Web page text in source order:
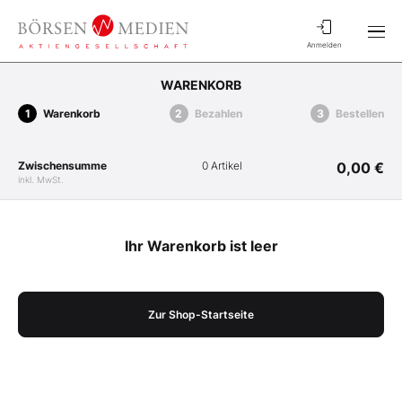
Anmelden
WARENKORB
Warenkorb Bezahlen Bestellen
Zwischensumme
inkl. MwSt.
0 Artikel 0,00 €
Ihr Warenkorb ist leer
Zur Shop-Startseite